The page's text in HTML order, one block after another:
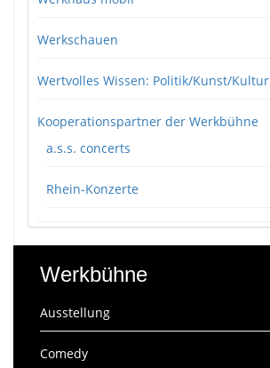
Werkschauen
Wertvolles Wissen: Politik/Kunst/Kultur
Kooperationspartner der Werkbühne
a.s.s. concerts
Rhein-Konzerte
Werkbühne
Ausstellung
Comedy